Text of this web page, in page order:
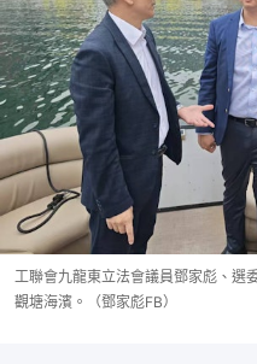
工聯會九龍東立法會議員鄧家彪、選
觀塘海濱。（鄧家彪FB）